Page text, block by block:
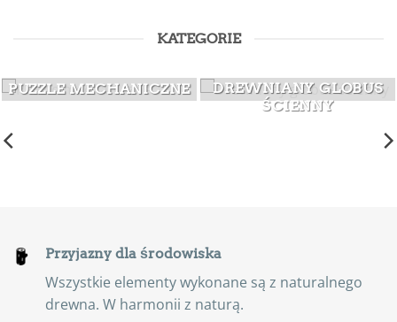
KATEGORIE
PUZZLE MECHANICZNE
DREWNIANY GLOBUS
ŚCIENNY
Przyjazny dla środowiska
Wszystkie elementy wykonane są z naturalnego
drewna. W harmonii z naturą.